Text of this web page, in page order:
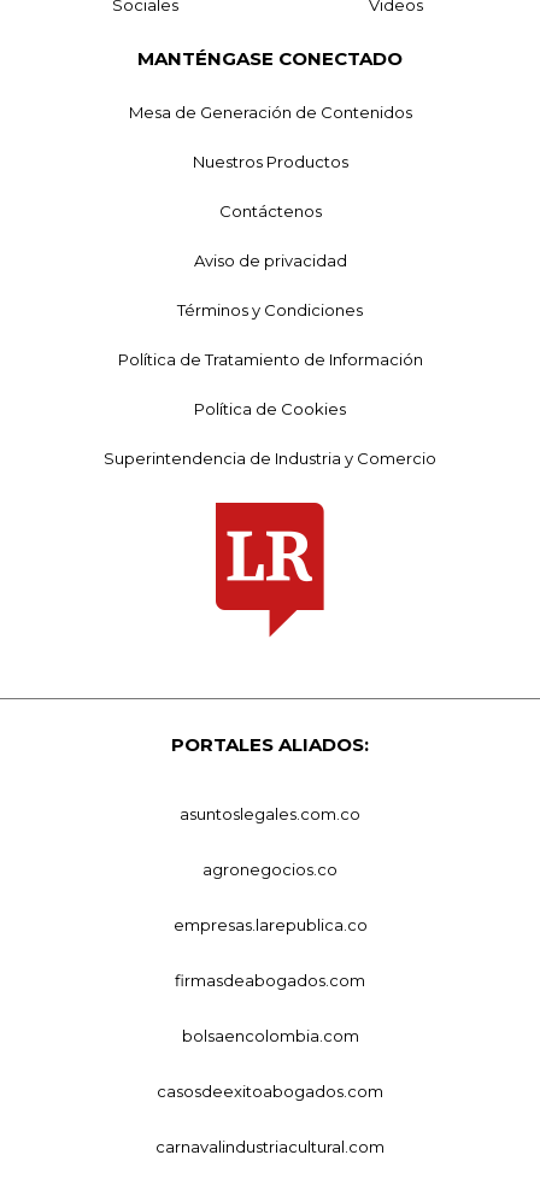
Sociales Videos
MANTÉNGASE CONECTADO
Mesa de Generación de Contenidos
Nuestros Productos
Contáctenos
Aviso de privacidad
Términos y Condiciones
Política de Tratamiento de Información
Política de Cookies
Superintendencia de Industria y Comercio
PORTALES ALIADOS:
asuntoslegales.com.co
agronegocios.co
empresas.larepublica.co
firmasdeabogados.com
bolsaencolombia.com
casosdeexitoabogados.com
carnavalindustriacultural.com